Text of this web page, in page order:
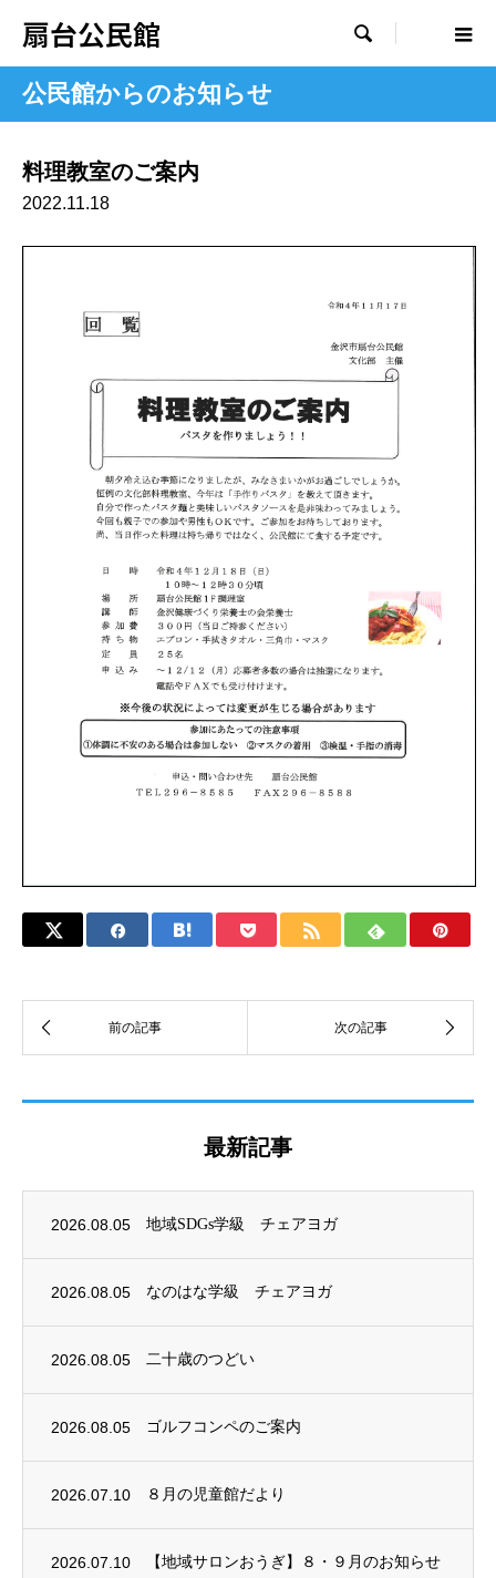
扇台公民館 
公民館からのお知らせ
料理教室のご案内
2022.11.18
最新記事
2026.08.05 地域SDGs学級 チェアヨガ
2026.08.05 なのはな学級 チェアヨガ
2026.08.05 二十歳のつどい
2026.08.05 ゴルフコンペのご案内
2026.07.10 ８月の児童館だより
2026.07.10 【地域サロンおうぎ】８・９月のお知らせ